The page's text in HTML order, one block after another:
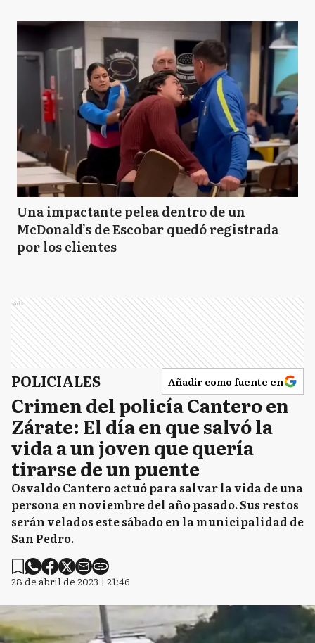
Una impactante pelea dentro de un
McDonald’s de Escobar quedó registrada
por los clientes
Ads
POLICIALES Añadir como fuente en
Crimen del policía Cantero en
Zárate: El día en que salvó la
vida a un joven que quería
tirarse de un puente
Osvaldo Cantero actuó para salvar la vida de una
persona en noviembre del año pasado. Sus restos
serán velados este sábado en la municipalidad de
San Pedro.
28 de abril de 2023 | 21:46